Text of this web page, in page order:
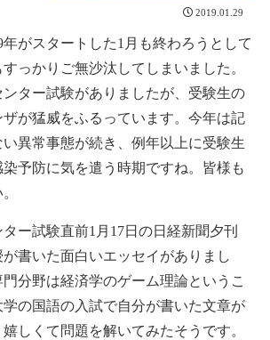
2019.01.29
がスタートした1月も終わろうとして
っかりご無沙汰してしまいました。
ター試験がありましたが、受験生の
が猛威をふるっています。今年は記
異常事態が続き、例年以上に受験生
予防に気を遣う時期ですね。皆様も
ー試験直前1月17日の日経新聞夕刊
書いた面白いエッセイがありまし
分野は経済学のゲーム理論というこ
の国語の入試で自分が書いた文章が
しくて問題を解いてみたそうです。